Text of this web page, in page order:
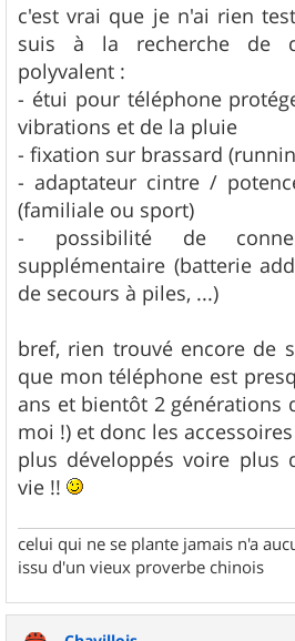
c'est vrai que je n'ai rien
suis à la recherche de
polyvalent :
- étui pour téléphone
vibrations et de la pluie
- fixation sur brassard
- adaptateur cintre /
(familiale ou sport)
- possibilité de
supplémentaire (batterie
de secours à piles, ...)
bref, rien trouvé encore de
que mon téléphone est
ans et bientôt 2 générations
moi !) et donc les
plus développés voire plus
vie !!
celui qui ne se plante jamais n'a
issu d'un vieux proverbe chinois